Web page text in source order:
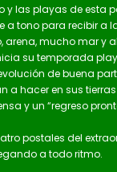
y las playas de esta
a tono para recibir a
arena, mucho mar y
su temporada
de buena
a hacer en sus
y un “regreso
postales del
a todo ritmo.